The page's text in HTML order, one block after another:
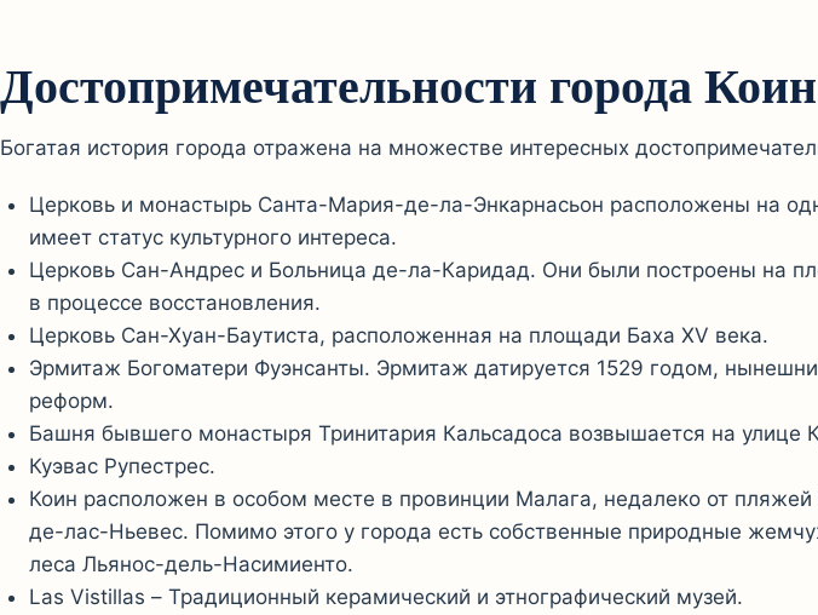
Достопримечательности города Коин
Богатая история города отражена на множестве интересных
Церковь и монастырь Санта-Мария-де-ла-Энкарнасьон расположены на
имеет статус культурного интереса.
Церковь Сан-Андрес и Больница де-ла-Каридад. Они были построены на
в процессе восстановления.
Церковь Сан-Хуан-Баутиста, расположенная на площади Баха XV века.
Эрмитаж Богоматери Фуэнсанты. Эрмитаж датируется 1529 годом,
реформ.
Башня бывшего монастыря Тринитария Кальсадоса возвышается на улице
Куэвас Рупестрес.
Коин расположен в особом месте в провинции Малага, недалеко от
де-лас-Ньевес. Помимо этого у города есть собственные природные
леса Льянос-дель-Насимиенто.
Las Vistillas – Традиционный керамический и этнографический музей.